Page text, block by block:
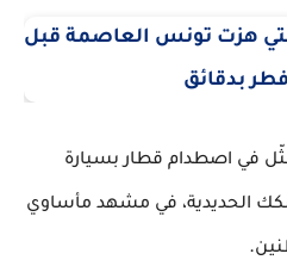
في اصطدام قطار بسيارة
الحديدية، في مشهد مأساوي
.